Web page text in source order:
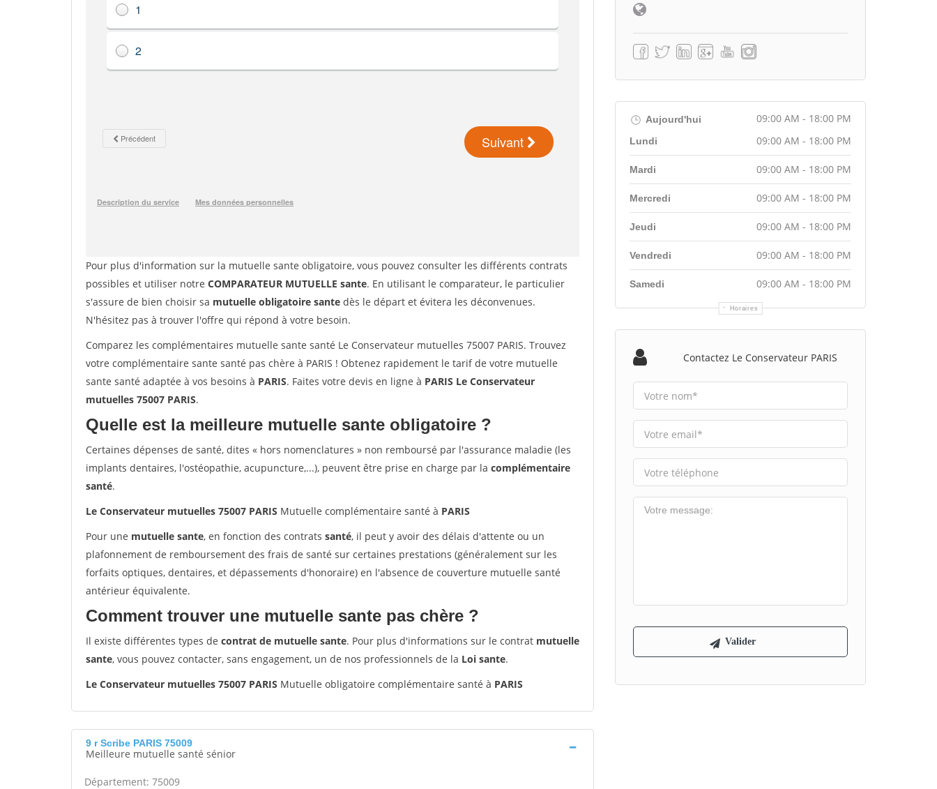
Pour plus d'information sur la mutuelle sante obligatoire, vous pouvez consulter les différents contrats
possibles et utiliser notre COMPARATEUR MUTUELLE sante. En utilisant le comparateur, le particulier
s'assure de bien choisir sa mutuelle obligatoire sante dès le départ et évitera les déconvenues.
N'hésitez pas à trouver l'offre qui répond à votre besoin.
Comparez les complémentaires mutuelle sante santé Le Conservateur mutuelles 75007 PARIS. Trouvez
votre complémentaire sante santé pas chère à PARIS ! Obtenez rapidement le tarif de votre mutuelle
sante santé adaptée à vos besoins à PARIS. Faites votre devis en ligne à PARIS Le Conservateur
mutuelles 75007 PARIS.
Quelle est la meilleure mutuelle sante obligatoire ?
Certaines dépenses de santé, dites « hors nomenclatures » non remboursé par l'assurance maladie (les
implants dentaires, l'ostéopathie, acupuncture,...), peuvent être prise en charge par la complémentaire
santé.
Le Conservateur mutuelles 75007 PARIS Mutuelle complémentaire santé à PARIS
Pour une mutuelle sante, en fonction des contrats santé, il peut y avoir des délais d'attente ou un
plafonnement de remboursement des frais de santé sur certaines prestations (généralement sur les
forfaits optiques, dentaires, et dépassements d'honoraire) en l'absence de couverture mutuelle santé
antérieur équivalente.
Comment trouver une mutuelle sante pas chère ?
Il existe différentes types de contrat de mutuelle sante. Pour plus d'informations sur le contrat mutuelle
sante, vous pouvez contacter, sans engagement, un de nos professionnels de la Loi sante.
Le Conservateur mutuelles 75007 PARIS Mutuelle obligatoire complémentaire santé à PARIS
9 r Scribe PARIS 75009
Meilleure mutuelle santé sénior
Département: 75009
Aujourd'hui 09:00 AM - 18:00 PM
Horaires
Lundi 09:00 AM - 18:00 PM
Mardi 09:00 AM - 18:00 PM
Mercredi 09:00 AM - 18:00 PM
Jeudi 09:00 AM - 18:00 PM
Vendredi 09:00 AM - 18:00 PM
Samedi 09:00 AM - 18:00 PM
Contactez Le Conservateur PARIS